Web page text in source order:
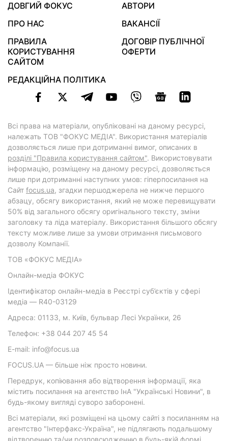
ДОВГИЙ ФОКУС
АВТОРИ
ПРО НАС
ВАКАНСІЇ
ПРАВИЛА
КОРИСТУВАННЯ
САЙТОМ
ДОГОВІР ПУБЛІЧНОЇ
ОФЕРТИ
РЕДАКЦІЙНА ПОЛІТИКА
Всі права на матеріали, опубліковані на даному ресурсі,
належать ТОВ "ФОКУС МЕДІА". Використання матеріалів
дозволяється лише при дотриманні вимог, описаних в
розділі "Правила користування сайтом". Використовувати
інформацію, розміщену на даному ресурсі, дозволяється
лише при дотриманні наступних умов: гіперпосилання на
Cайт focus.ua, згадки першоджерела не нижче першого
абзацу, обсягу використання, який не може перевищувати
50% від загального обсягу оригінального тексту, зміни
заголовку та ліда матеріалу. Використання більшого обсягу
тексту можливе лише за умови отримання письмового
дозволу Компанії.
ТОВ «ФОКУС МЕДІА»
Онлайн-медіа ФОКУС
Ідентифікатор онлайн-медіа в Реєстрі суб’єктів у сфері
медіа — R40-03129
Адреса: 01133, м. Київ, бульвар Лесі Українки, 26
Телефон: +38 044 207 45 54
E-mail: info@focus.ua
FOCUS.UA — більше ніж просто новини.
Передрук, копіювання або відтворення інформації, яка
містить посилання на агентство ІнА "Українські Новини", в
будь-якому вигляді суворо заборонені.
Всі матеріали, які розміщені на цьому сайті з посиланням на
агентство "Інтерфакс-Україна", не підлягають подальшому
відтворенню та/чи розповсюдженню в будь-якій формі,